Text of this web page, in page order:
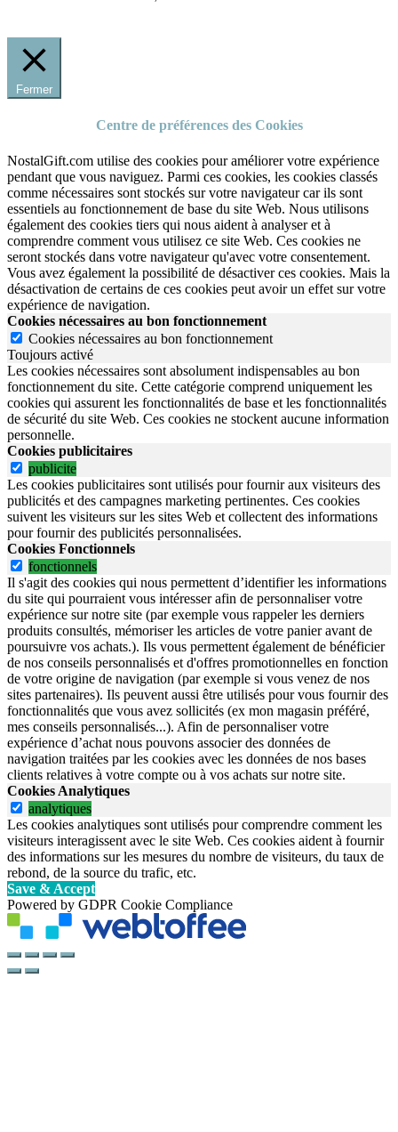
Fermer
Centre de préférences des Cookies
NostalGift.com utilise des cookies pour améliorer votre expérience
pendant que vous naviguez. Parmi ces cookies, les cookies classés
comme nécessaires sont stockés sur votre navigateur car ils sont
essentiels au fonctionnement de base du site Web. Nous utilisons
également des cookies tiers qui nous aident à analyser et à
comprendre comment vous utilisez ce site Web. Ces cookies ne
seront stockés dans votre navigateur qu'avec votre consentement.
Vous avez également la possibilité de désactiver ces cookies. Mais la
désactivation de certains de ces cookies peut avoir un effet sur votre
expérience de navigation.
Cookies nécessaires au bon fonctionnement
Cookies nécessaires au bon fonctionnement
Toujours activé
Les cookies nécessaires sont absolument indispensables au bon
fonctionnement du site. Cette catégorie comprend uniquement les
cookies qui assurent les fonctionnalités de base et les fonctionnalités
de sécurité du site Web. Ces cookies ne stockent aucune information
personnelle.
Cookies publicitaires
publicite
Les cookies publicitaires sont utilisés pour fournir aux visiteurs des
publicités et des campagnes marketing pertinentes. Ces cookies
suivent les visiteurs sur les sites Web et collectent des informations
pour fournir des publicités personnalisées.
Cookies Fonctionnels
fonctionnels
Il s'agit des cookies qui nous permettent d’identifier les informations
du site qui pourraient vous intéresser afin de personnaliser votre
expérience sur notre site (par exemple vous rappeler les derniers
produits consultés, mémoriser les articles de votre panier avant de
poursuivre vos achats.). Ils vous permettent également de bénéficier
de nos conseils personnalisés et d'offres promotionnelles en fonction
de votre origine de navigation (par exemple si vous venez de nos
sites partenaires). Ils peuvent aussi être utilisés pour vous fournir des
fonctionnalités que vous avez sollicités (ex mon magasin préféré,
mes conseils personnalisés...). Afin de personnaliser votre
expérience d’achat nous pouvons associer des données de
navigation traitées par les cookies avec les données de nos bases
clients relatives à votre compte ou à vos achats sur notre site.
Cookies Analytiques
analytiques
Les cookies analytiques sont utilisés pour comprendre comment les
visiteurs interagissent avec le site Web. Ces cookies aident à fournir
des informations sur les mesures du nombre de visiteurs, du taux de
rebond, de la source du trafic, etc.
Save & Accept
Powered by GDPR Cookie Compliance